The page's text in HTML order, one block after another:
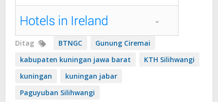
Ditag BTNGC
Gunung Ciremai
kabupaten kuningan jawa barat
KTH Silihwangi
kuningan
kuningan jabar
Paguyuban Silihwangi